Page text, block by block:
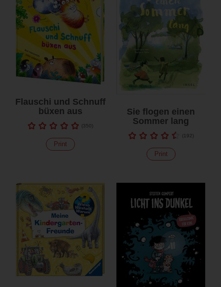
Flauschi und Schnuff
büxen aus
(350)
Print
Sie flogen einen
Sommer lang
(192)
Print